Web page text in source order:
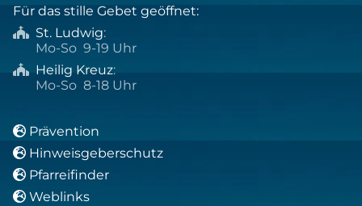
Für das stille Gebet geöffnet:
 St. Ludwig:
Mo-So 9-19 Uhr
 Heilig Kreuz:
Mo-So 8-18 Uhr
 Prävention
 Hinweisgeberschutz
 Pfarreifinder
 Weblinks